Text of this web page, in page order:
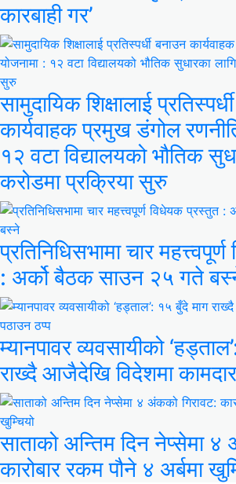
कारबाही गर’
सामुदायिक शिक्षालाई
कार्यवाहक प्रमुख डंगोल
१२ वटा विद्यालयको भौतिक
करोडमा प्रक्रिया सुरु
प्रतिनिधिसभामा चार
: अर्को बैठक साउन २५ गते
म्यानपावर व्यवसायीको
राख्दै आजैदेखि विदेशमा
साताको अन्तिम दिन नेप्सेमा ४
कारोबार रकम पौने ४ अर्बमा